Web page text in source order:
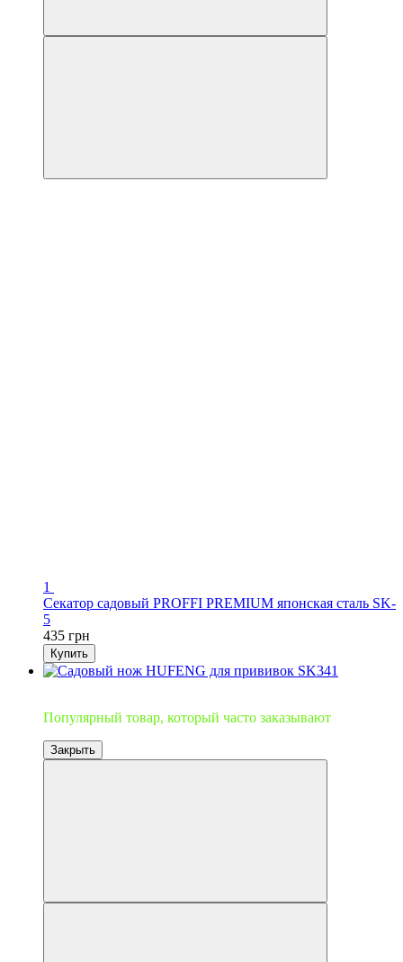
1
Секатор садовый PROFFI PREMIUM японская сталь SK-
5
435 грн
Купить
Популярный товар, который часто заказывают
Закрыть